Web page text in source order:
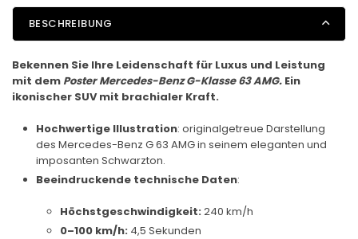
BESCHREIBUNG
Bekennen Sie Ihre Leidenschaft für Luxus und Leistung
mit dem Poster Mercedes-Benz G-Klasse 63 AMG. Ein
ikonischer SUV mit brachialer Kraft.
Hochwertige Illustration: originalgetreue Darstellung
des Mercedes-Benz G 63 AMG in seinem eleganten und
imposanten Schwarzton.
Beeindruckende technische Daten:
Höchstgeschwindigkeit:240 km/h
0–100 km/h: 4,5 Sekunden